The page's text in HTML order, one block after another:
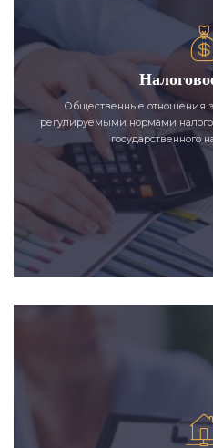
Общественные отношения
регулируемыми нормами
государственного